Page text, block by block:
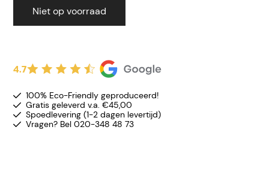
Niet op voorraad
4.7
100% Eco-Friendly geproduceerd!
Gratis geleverd v.a. €45,00
Spoedlevering (1-2 dagen levertijd)
Vragen? Bel 020-348 48 73